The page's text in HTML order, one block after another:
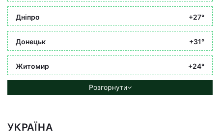
Дніпро +27°
Донецьк +31°
Житомир +24°
Розгорнути
УКРАЇНА